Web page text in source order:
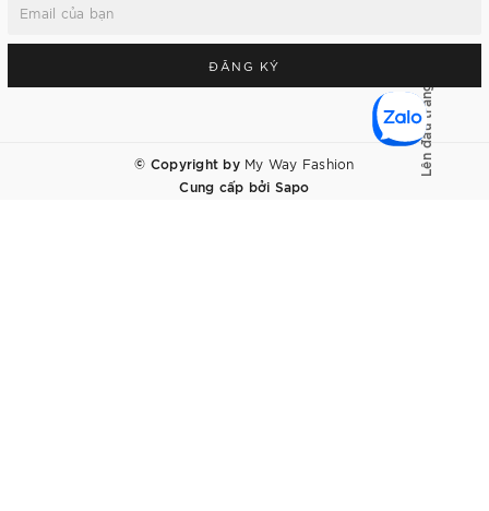
ĐĂNG KÝ
© Copyright by My Way Fashion
Cung cấp bởi Sapo
Lên đầu trang